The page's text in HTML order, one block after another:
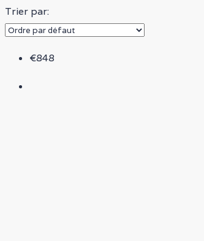
Trier par:
€848